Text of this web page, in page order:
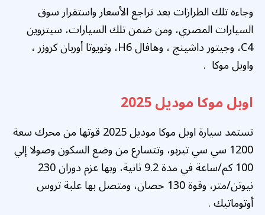
وجاءه تلك الطرازات بعد تراجع الأسعار واستقرار سوق
السيارات المصري، ومن ضمن تلك السيارات، سيتروين
C4، وجيتور داشينج ، وهافال H6، وتويوتا أوربان كروزر ،
واوبل موكا .
اوبل موكا موديل 2025
تستمد سيارة اوبل موكا موديل 2025 قوتها من محرك سعة
1200 سي سي تيربو، وتتسارع من وضع السكون وصولا إلي
100 كم/ساعة في مدة 9.2 ثانية، وبها عزم دوران 230
نيوتن/متر، وقوة 130 حصان، ومتصل بها علبة تروس
أوتوماتيك .